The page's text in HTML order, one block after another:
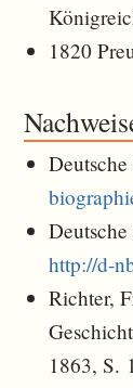
1820
http://d-
Richter,
1863, S.